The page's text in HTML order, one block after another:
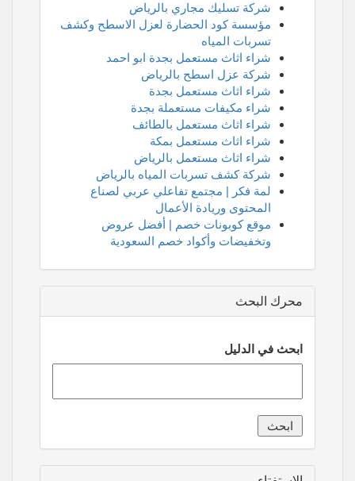
شركة تسليك مجاري بالرياض
مؤسسة كود الحضارة لعزل الاسطح وكشف
تسربات المياه
شراء اثاث مستعمل بجدة ابو احمد
شركة عزل اسطح بالرياض
شراء اثاث مستعمل بجدة
شراء مكيفات مستعملة بجدة
شراء اثاث مستعمل بالطائف
شراء اثاث مستعمل بمكة
شراء اثاث مستعمل بالرياض
شركة كشف تسربات المياه بالرياض
لمة فكر | مجتمع تفاعلي عربي لصناع
المحتوى وريادة الأعمال
موقع كوبونات خصم | أفضل عروض
وتخفيضات وأكواد خصم السعودية
محرك البحث
ابحث في الدليل